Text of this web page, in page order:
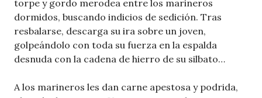
torpe y gordo merodea entre los marineros
dormidos, buscando indicios de sedición. Tras
resbalarse, descarga su ira sobre un joven,
golpeándolo con toda su fuerza en la espalda
desnuda con la cadena de hierro de su silbato…
A los marineros les dan carne apestosa y podrida,